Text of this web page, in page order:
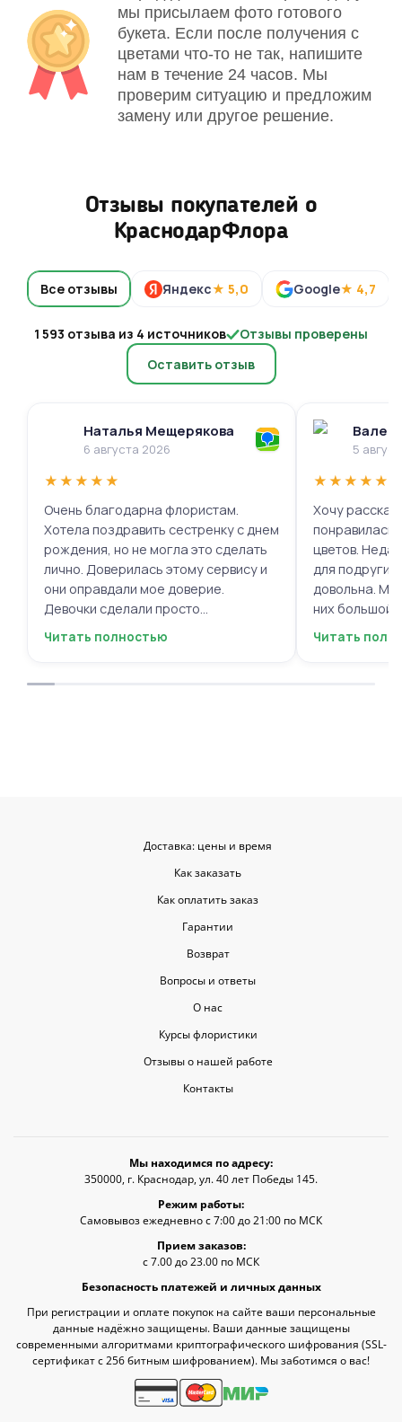
мы присылаем фото готового
букета. Если после получения с
цветами что-то не так, напишите
нам в течение 24 часов. Мы
проверим ситуацию и предложим
замену или другое решение.
Отзывы покупателей о
КраснодарФлора
Все отзывы Яндекс★ 5,0 Google★ 4,7
1 593 отзыва из 4 источников
Отзывы проверены
Оставить отзыв
Наталья Мещерякова
6 августа 2026
★★★★★
Очень благодарна флористам.
Хотела поздравить сестренку с днем
рождения, но не могла это сделать
лично. Доверилась этому сервису и
они оправдали мое доверие.
Девочки сделали просто
фантастическую цветочную
для согласования. Все заботливо
Читать полностью
5
★★★★★
Хочу
понравилась
цветов.
для подруги,
довольна.
них большой
композиций,
Читать
Доставка: цены и время
Как заказать
Как оплатить заказ
Гарантии
Возврат
Вопросы и ответы
О нас
Курсы флористики
Отзывы о нашей работе
Контакты
Мы находимся по адресу:
350000, г. Краснодар, ул. 40 лет Победы 145.
Режим работы:
Самовывоз ежедневно с 7:00 до 21:00 по МСК
Прием заказов:
с 7.00 до 23.00 по МСК
Безопасность платежей и личных данных
При регистрации и оплате покупок на сайте ваши персональные
данные надёжно защищены. Ваши данные защищены
современными алгоритмами криптографического шифрования (SSL-
сертификат c 256 битным шифрованием). Мы заботимся о вас!